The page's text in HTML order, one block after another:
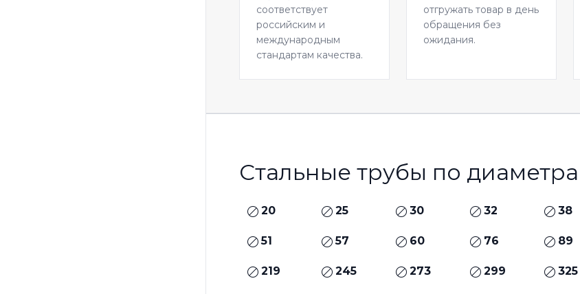
соответствует
российским и
международным
стандартам качества.
отгружать товар в день
обращения без
ожидания.
Стальные трубы по
20 25 30 32 38
51 57 60 76 89
219 245 273 299 325